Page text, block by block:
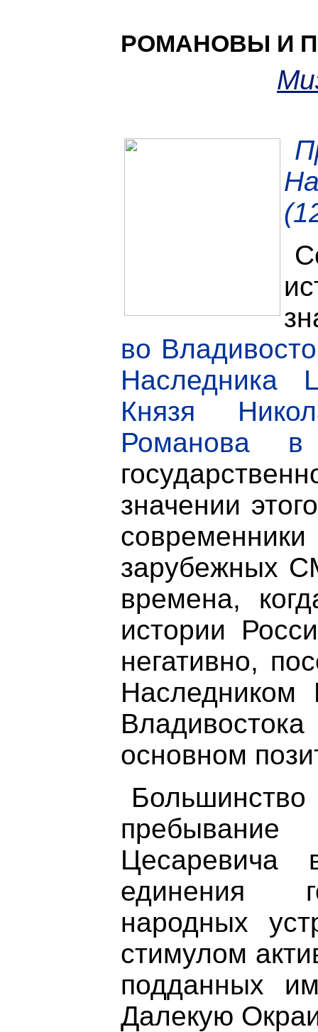
РОМАНОВЫ И
во
Наследника
Князя
Романова
значении
зарубежных
времена,
истории
негативно,
Наследником
основном
Цесаревича
единения
народных
стимулом
подданных
Далекую